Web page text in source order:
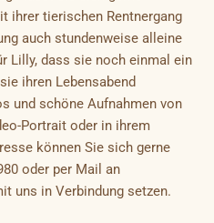
ihrer tierischen Rentnergang
auch stundenweise alleine
Lilly, dass sie noch einmal ein
ihren Lebensabend
und schöne Aufnahmen von
Portrait oder in ihrem
können Sie sich gerne
oder per Mail an
uns in Verbindung setzen.